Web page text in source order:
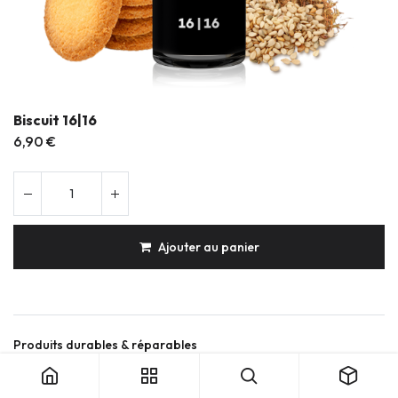
Biscuit 16|16
6,90 €
Ajouter au panier
Produits durables & réparables
Expédition soignée